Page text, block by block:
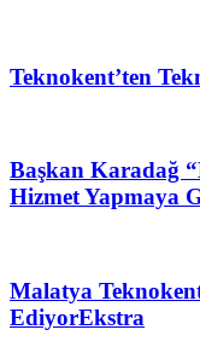
Teknokent’ten
Başkan Karadağ
Hizmet Yapmaya
Malatya
EdiyorEkstra